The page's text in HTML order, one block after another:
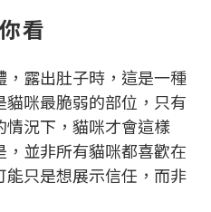
看
露出肚子時，這是一種
咪最脆弱的部位，只有
況下，貓咪才會這樣
並非所有貓咪都喜歡在
只是想展示信任，而非